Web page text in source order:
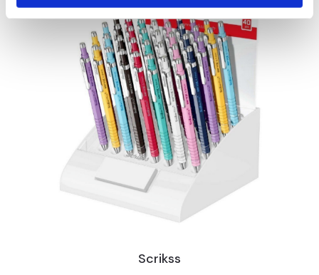
Scrikss